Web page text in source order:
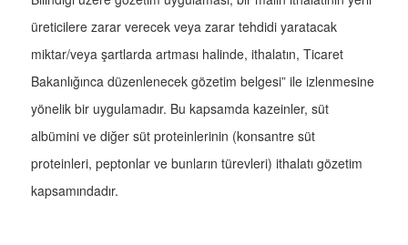
üreticilere zarar verecek veya zarar tehdidi yaratacak
miktar/veya şartlarda artması halinde, ithalatın, Ticaret
Bakanlığınca düzenlenecek gözetim belgesi” ile izlenmesine
yönelik bir uygulamadır. Bu kapsamda kazeinler, süt
albümini ve diğer süt proteinlerinin (konsantre süt
proteinleri, peptonlar ve bunların türevleri) ithalatı gözetim
kapsamındadır.